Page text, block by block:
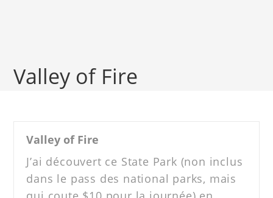
Valley of Fire
Valley of Fire
J’ai découvert ce State Park (non inclus
dans le pass des national parks, mais